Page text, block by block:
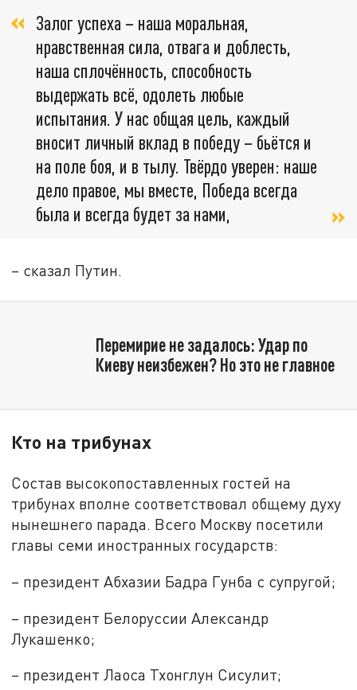
Залог успеха – наша моральная,
нравственная сила, отвага и доблесть,
наша сплочённость, способность
выдержать всё, одолеть любые
испытания. У нас общая цель, каждый
вносит личный вклад в победу – бьётся и
на поле боя, и в тылу. Твёрдо уверен: наше
дело правое, мы вместе, Победа всегда
была и всегда будет за нами,
– сказал Путин.
Перемирие не задалось: Удар по
Киеву неизбежен? Но это не главное
Кто на трибунах
Состав высокопоставленных гостей на
трибунах вполне соответствовал общему духу
нынешнего парада. Всего Москву посетили
главы семи иностранных государств:
– президент Абхазии Бадра Гунба с супругой;
– президент Белоруссии Александр
Лукашенко;
– президент Лаоса Тхонглун Сисулит;